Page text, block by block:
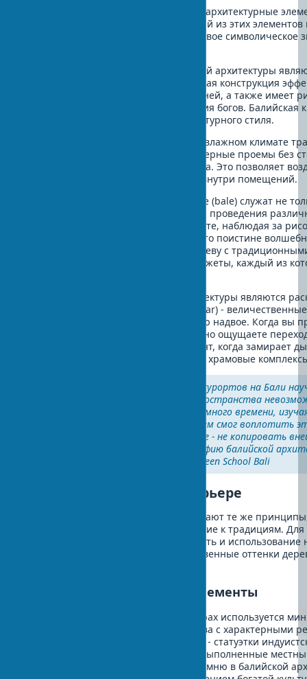
Эта таблица представляет основные архитектурные
балийский стиль узнаваемым. Каждый из этих
практическую функцию, но и имеет свое символическое
Характерной особенностью балийской архитектуры
с широкими свесами. Такая кровельная конструкция
палящего солнца и тропических ливней, а также имеет
символизируя гору как место обитания богов.
узнаваемых элементов этого архитектурного стиля.
Для лучшей вентиляции в жарком и влажном климате
постройки имеют большие окна и дверные проемы без
используют легкие ширмы из бамбука. Это позволяет
создавая комфортный микроклимат внутри помещений.
Открытые террасы и павильоны бале (bale) служат не
но и пространством для медитации и проведения
вы сидите в таком павильоне на закате, наблюдая за
традиционного гамелана вдалеке – это поистине
украшается искусной резьбой по дереву с
скульптурами на мифологические сюжеты, каждый из
Важным элементом балийской архитектуры являются
комплексов чанди бентар (candi bentar) -
символизирующие гору, разделенную надвое. Когда вы
монументальные ворота, вы буквально ощущаете
священное пространство – это момент, когда замирает
порталы Бали осуществляется вход в храмовые
"Мой опыт проектирования курортов на Бали
аутентичного балийского пространства
местной культуры. Я провел много времени,
балийские деревни, прежде чем смог воплотить
современном дизайне. Главное - не копировать
внутреннюю логику и философию балийской
архитектор и основатель Green School Bali
Балийский стиль в интерьере
Интерьеры в балийском стиле отражают те же
простота, связь с природой и уважение к традициям.
пространств характерны лаконичность и
цветовой гамме преобладают естественные оттенки
Мебель и декоративные элементы
В традиционных балийских интерьерах используется
из ценных пород тропического дерева с характерными
играют этнические элементы декора - статуэтки
маски, церемониальные предметы, выполненные
балийские орнаменты и резьба по камню в балийской